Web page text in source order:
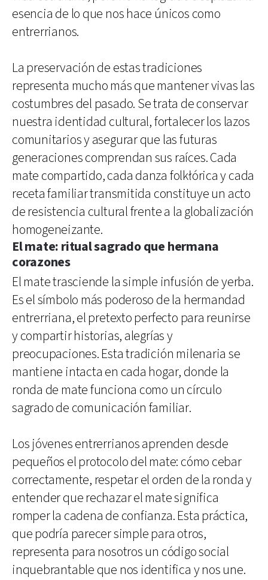
esencia de lo que nos hace únicos como
entrerrianos.
La preservación de estas tradiciones
representa mucho más que mantener vivas las
costumbres del pasado. Se trata de conservar
nuestra identidad cultural, fortalecer los lazos
comunitarios y asegurar que las futuras
generaciones comprendan sus raíces. Cada
mate compartido, cada danza folkłórica y cada
receta familiar transmitida constituye un acto
de resistencia cultural frente a la globalización
homogeneizante.
El mate: ritual sagrado que hermana
corazones
El mate trasciende la simple infusión de yerba.
Es el símbolo más poderoso de la hermandad
entrerriana, el pretexto perfecto para reunirse
y compartir historias, alegrías y
preocupaciones. Esta tradición milenaria se
mantiene intacta en cada hogar, donde la
ronda de mate funciona como un círculo
sagrado de comunicación familiar.
Los jóvenes entrerrianos aprenden desde
pequeños el protocolo del mate: cómo cebar
correctamente, respetar el orden de la ronda y
entender que rechazar el mate significa
romper la cadena de confianza. Esta práctica,
que podría parecer simple para otros,
representa para nosotros un código social
inquebrantable que nos identifica y nos une.